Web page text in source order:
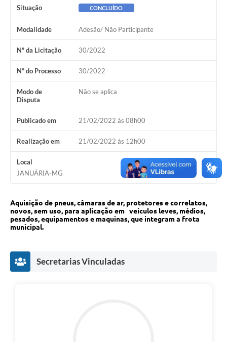
Telefones Úteis
Ouvidoria
Cavernas do Peruaçu
Galeria de Fotos
Galeria de Vídeos
Notícias
Links e Sites
Diário Oficial
Serviços Online
Enquete
Contato
Situação CONCLUÍDO
Modalidade Adesão/ Não Participante
Nº da Licitação 30/2022
Nº do Processo 30/2022
Modo de
Disputa
Não se aplica
Publicado em 21/02/2022 às 08h00
Realização em 21/02/2022 às 12h00
Local
JANUÁRIA-MG
Aquisição de pneus, câmaras de ar, protetores e correlatos,
novos, sem uso, para aplicação em veículos leves, médios,
pesados, equipamentos e maquinas, que integram a frota
municipal.
Secretarias Vinculadas